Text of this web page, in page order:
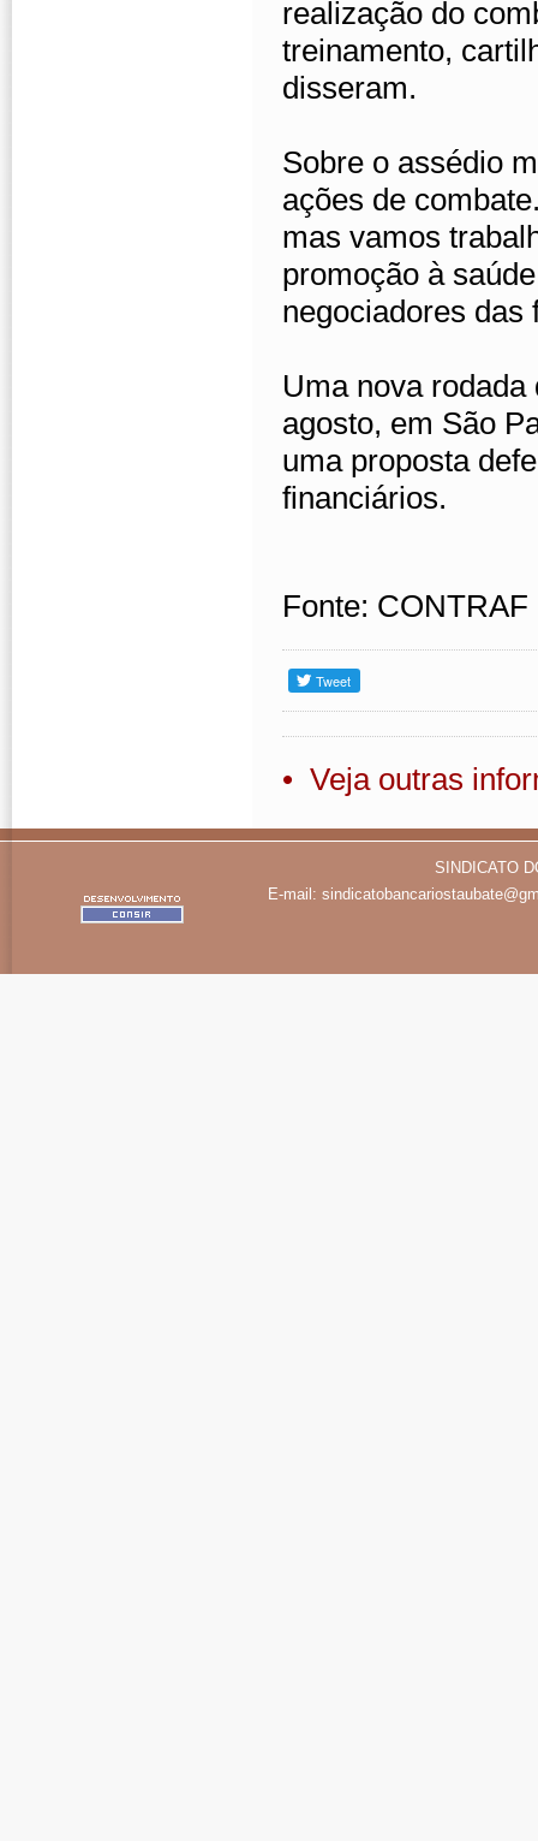
realização do
treinamento,
disseram.
Sobre o assédio
ações de
mas vamos
promoção à
negociadores das
Uma nova
agosto, em São
uma proposta
financiários.
Fonte: CONTRAF
• Veja outras
SINDICATO
E-mail: